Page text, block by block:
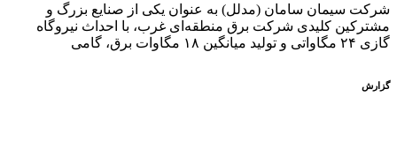
شرکت سیمان سامان (مدلل) به عنوان یکی از صنایع بزرگ و
مشترکین کلیدی شرکت برق منطقه‌ای غرب، با احداث نیروگاه
گازی ۲۴ مگاواتی و تولید میانگین ۱۸ مگاوات برق، گامی
گزارش